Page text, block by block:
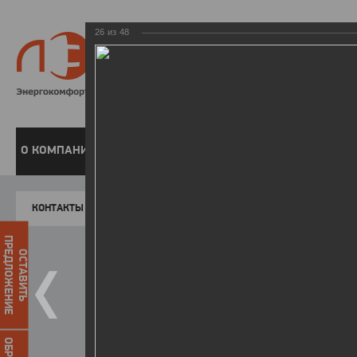
8 800
О КОМПАНИИ
КОНТАКТЫ
ОСТАВИТЬ
ПРЕДЛОЖЕНИЕ
26 из 48